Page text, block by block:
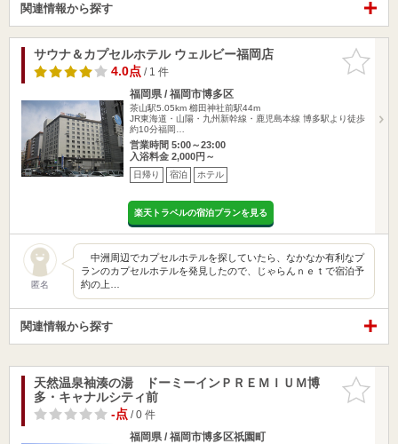
関連情報から探す
お気に入
りに追加
サウナ＆カプセルホテル ウェルビー福岡店
4.0点/ 1 件
福岡県 / 福岡市博多区
茶山駅5.05km 櫛田神社前駅44m
JR東海道・山陽・九州新幹線・鹿児島本線 博多駅より徒歩
約10分福岡…
営業時間 5:00～23:00
入浴料金 2,000円～
日帰り 宿泊 ホテル
楽天トラベルの宿泊プランを見る
匿名
中洲周辺でカプセルホテルを探していたら、なかなか有利なプ
ランのカプセルホテルを発見したので、じゃらんｎｅｔで宿泊予
約の上…
関連情報から探す
お気に入
りに追加
天然温泉袖湊の湯 ドーミーインＰＲＥＭＩＵＭ博
多・キャナルシティ前
-点/ 0 件
福岡県 / 福岡市博多区祇園町